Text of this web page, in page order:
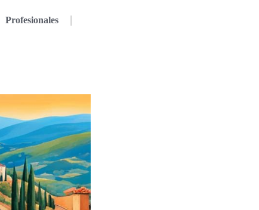
Profesionales